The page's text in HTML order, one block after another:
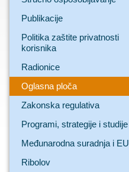
Publikacije
Politika zaštite privatnosti
korisnika
Radionice
Oglasna ploča
Zakonska regulativa
Programi, strategije i studije
Međunarodna suradnja i EU
Ribolov